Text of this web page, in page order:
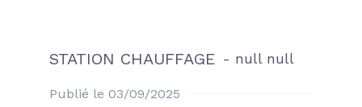
STATION CHAUFFAGE - null null
Publié le 03/09/2025